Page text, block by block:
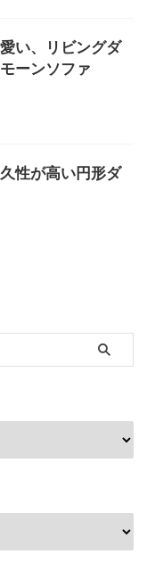
い、リビングダ
ーンソファ
性が高い円形ダ